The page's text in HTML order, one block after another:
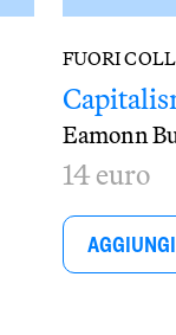
FUORI
Eamonn
14 euro